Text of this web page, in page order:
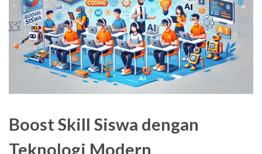
Boost Skill Siswa dengan
Teknologi Modern